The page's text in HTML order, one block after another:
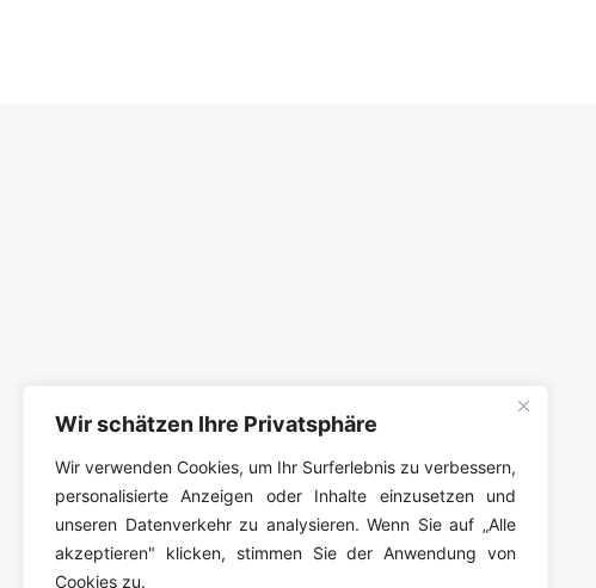
Wir schätzen Ihre Privatsphäre
Wir verwenden Cookies, um Ihr Surferlebnis zu verbessern,
personalisierte Anzeigen oder Inhalte einzusetzen und
unseren Datenverkehr zu analysieren. Wenn Sie auf „Alle
akzeptieren" klicken, stimmen Sie der Anwendung von
Cookies zu.